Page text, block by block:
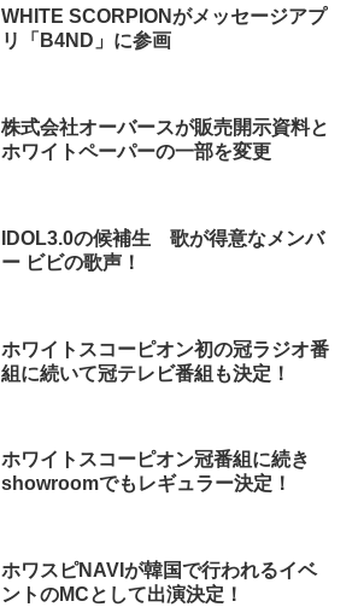
WHITE SCORPIONがメッセージアプ
リ「B4ND」に参画
株式会社オーバースが販売開示資料と
ホワイトペーパーの一部を変更
IDOL3.0の候補生 歌が得意なメンバ
ー ビビの歌声！
ホワイトスコーピオン初の冠ラジオ番
組に続いて冠テレビ番組も決定！
ホワイトスコーピオン冠番組に続き
showroomでもレギュラー決定！
ホワスピNAVIが韓国で行われるイベ
ントのMCとして出演決定！